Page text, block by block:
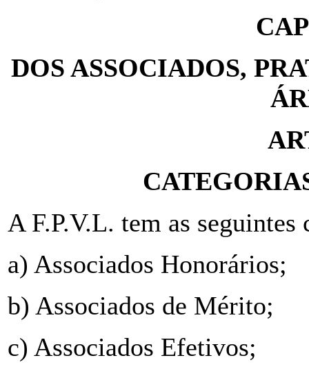
DOS ASSOCIADOS,
A F.P.V.L. tem as seguintes
a) Associados Honorários;
b) Associados de Mérito;
c) Associados Efetivos;